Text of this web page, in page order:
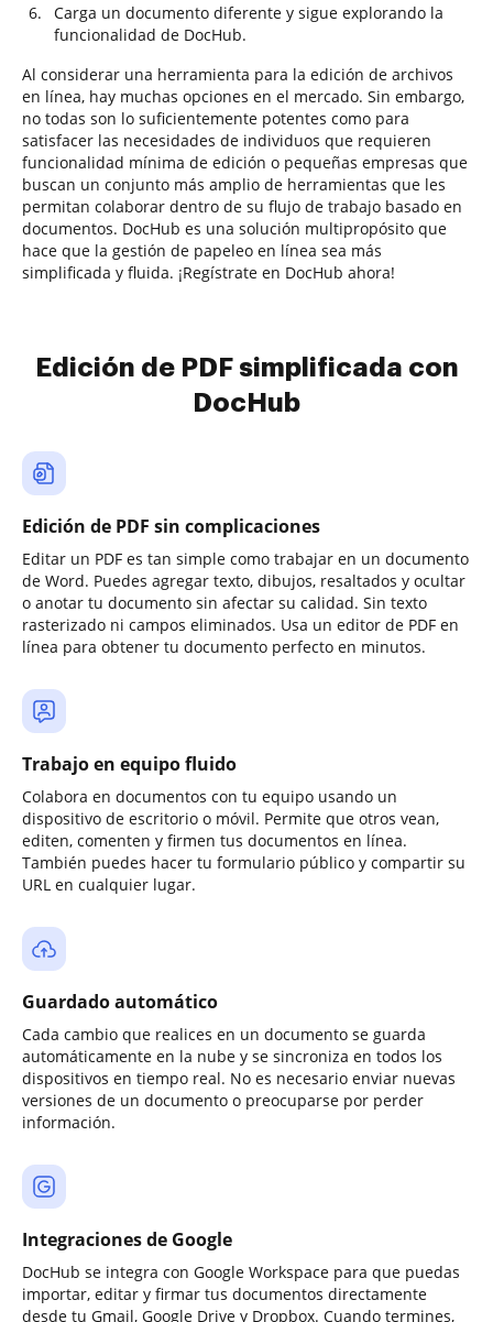
Carga un documento diferente y sigue explorando la
funcionalidad de DocHub.
Al considerar una herramienta para la edición de archivos
en línea, hay muchas opciones en el mercado. Sin embargo,
no todas son lo suficientemente potentes como para
satisfacer las necesidades de individuos que requieren
funcionalidad mínima de edición o pequeñas empresas que
buscan un conjunto más amplio de herramientas que les
permitan colaborar dentro de su flujo de trabajo basado en
documentos. DocHub es una solución multipropósito que
hace que la gestión de papeleo en línea sea más
simplificada y fluida. ¡Regístrate en DocHub ahora!
Edición de PDF simplificada con
DocHub
Edición de PDF sin complicaciones
Editar un PDF es tan simple como trabajar en un documento
de Word. Puedes agregar texto, dibujos, resaltados y ocultar
o anotar tu documento sin afectar su calidad. Sin texto
rasterizado ni campos eliminados. Usa un editor de PDF en
línea para obtener tu documento perfecto en minutos.
Trabajo en equipo fluido
Colabora en documentos con tu equipo usando un
dispositivo de escritorio o móvil. Permite que otros vean,
editen, comenten y firmen tus documentos en línea.
También puedes hacer tu formulario público y compartir su
URL en cualquier lugar.
Guardado automático
Cada cambio que realices en un documento se guarda
automáticamente en la nube y se sincroniza en todos los
dispositivos en tiempo real. No es necesario enviar nuevas
versiones de un documento o preocuparse por perder
información.
Integraciones de Google
DocHub se integra con Google Workspace para que puedas
importar, editar y firmar tus documentos directamente
desde tu Gmail, Google Drive y Dropbox. Cuando termines,